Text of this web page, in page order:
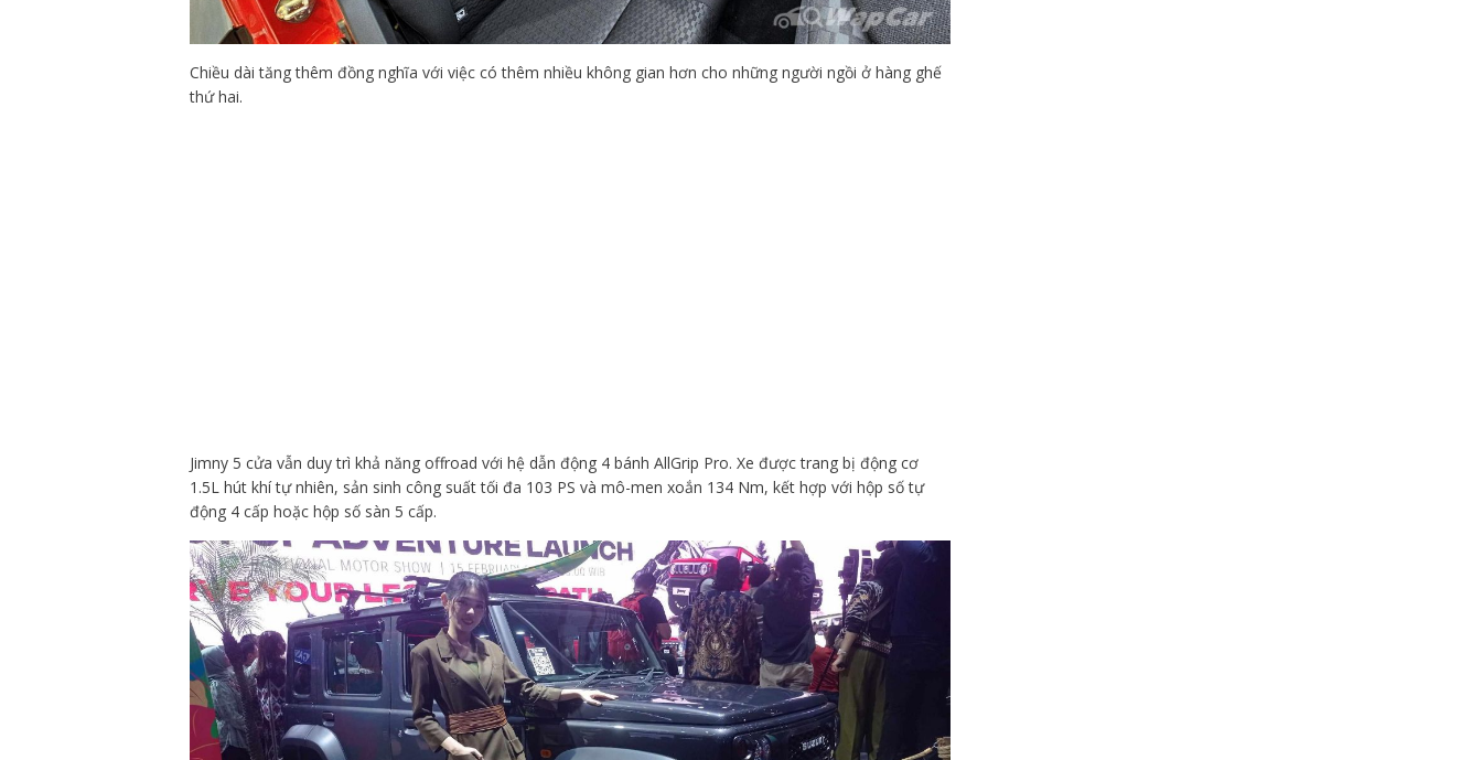
Chiều dài tăng thêm đồng nghĩa với việc có thêm nhiều không gian hơn cho những người ngồi ở hàng ghế
thứ hai.
Jimny 5 cửa vẫn duy trì khả năng offroad với hệ dẫn động 4 bánh AllGrip Pro. Xe được trang bị động cơ
1.5L hút khí tự nhiên, sản sinh công suất tối đa 103 PS và mô-men xoắn 134 Nm, kết hợp với hộp số tự
động 4 cấp hoặc hộp số sàn 5 cấp.